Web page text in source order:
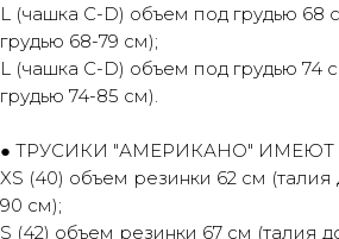
L (чашка C-D) объем под грудью 68
грудью 68-79 см);
L (чашка C-D) объем под грудью 74
грудью 74-85 см).
● ТРУСИКИ "АМЕРИКАНО" ИМЕЮТ
XS (40) объем резинки 62 см
90 см);
S (42) объем резинки 67 см (талия